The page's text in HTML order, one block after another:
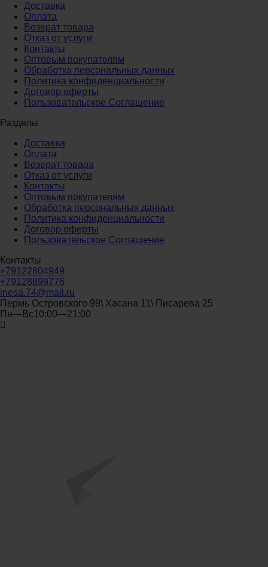
Доставка
Оплата
Возврат товара
Отказ от услуги
Контакты
Оптовым покупателям
Обработка персональных данных
Политика конфиденциальности
Договор оферты
Пользовательское Соглашение
Разделы
Доставка
Оплата
Возврат товара
Отказ от услуги
Контакты
Оптовым покупателям
Обработка персональных данных
Политика конфиденциальности
Договор оферты
Пользовательское Соглашение
Контакты
+79122804949
+79128899776
inesa.74@mail.ru
Пермь Островского 99\ Хасана 11\ Писарева 25
Пн—Вс10:00—21:00